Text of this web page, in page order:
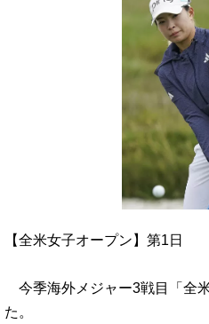
【全米女子オープン】第1日
今季海外メジャー3戦目「全
た。